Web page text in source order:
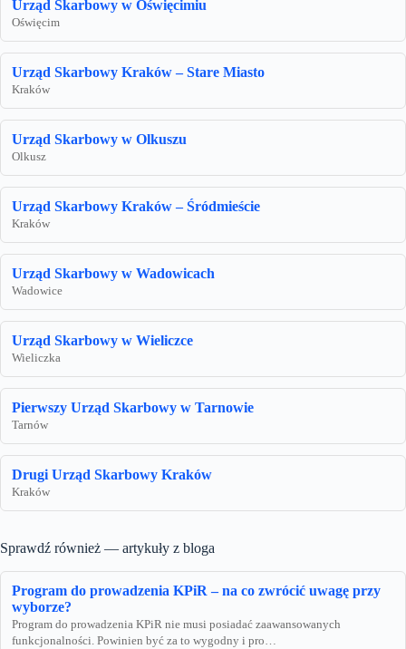
Urząd Skarbowy w Oświęcimiu
Oświęcim
Urząd Skarbowy Kraków – Stare Miasto
Kraków
Urząd Skarbowy w Olkuszu
Olkusz
Urząd Skarbowy Kraków – Śródmieście
Kraków
Urząd Skarbowy w Wadowicach
Wadowice
Urząd Skarbowy w Wieliczce
Wieliczka
Pierwszy Urząd Skarbowy w Tarnowie
Tarnów
Drugi Urząd Skarbowy Kraków
Kraków
Sprawdź również — artykuły z bloga
Program do prowadzenia KPiR – na co zwrócić uwagę przy
wyborze?
Program do prowadzenia KPiR nie musi posiadać zaawansowanych
funkcjonalności. Powinien być za to wygodny i pro…